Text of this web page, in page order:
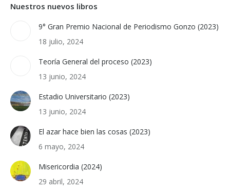
Nuestros nuevos libros
9° Gran Premio Nacional de Periodismo Gonzo (2023)
18 julio, 2024
Teoría General del proceso (2023)
13 junio, 2024
Estadio Universitario (2023)
13 junio, 2024
El azar hace bien las cosas (2023)
6 mayo, 2024
Misericordia (2024)
29 abril, 2024